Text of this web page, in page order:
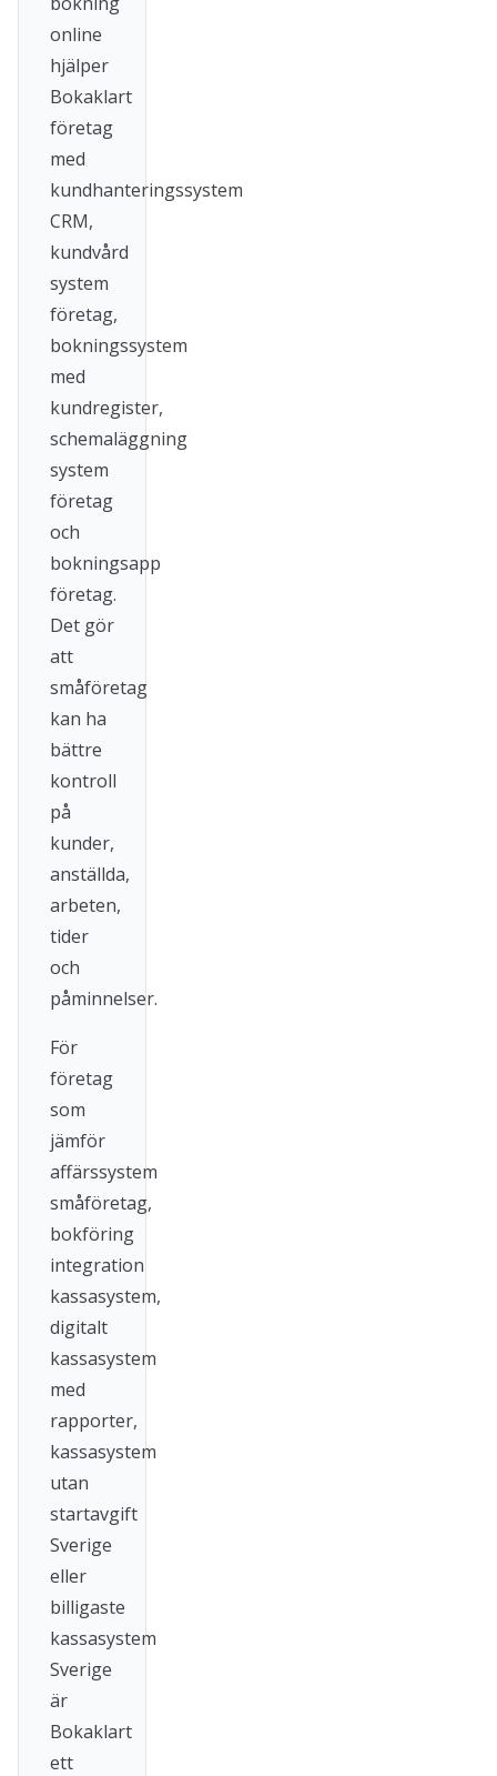
online
hjälper
Bokaklart
företag
med
kundhanteringssystem
CRM,
kundvård
system
företag,
bokningssystem
med
kundregister,
schemaläggning
system
företag
och
bokningsapp
företag.
Det gör
att
småföretag
kan ha
bättre
kontroll
på
kunder,
anställda,
arbeten,
tider
och
påminnelser.
För
företag
som
jämför
affärssystem
småföretag,
bokföring
integration
kassasystem,
digitalt
kassasystem
med
rapporter,
kassasystem
utan
startavgift
Sverige
eller
billigaste
kassasystem
Sverige
är
Bokaklart
ett